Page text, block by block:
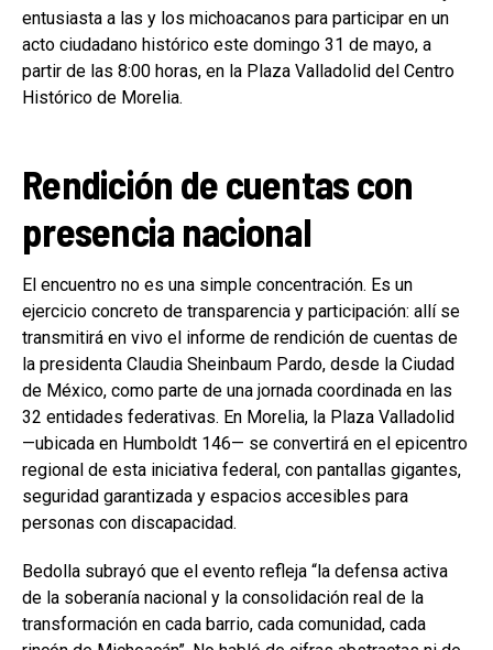
entusiasta a las y los michoacanos para participar en un
acto ciudadano histórico este domingo 31 de mayo, a
partir de las 8:00 horas, en la Plaza Valladolid del Centro
Histórico de Morelia.
Rendición de cuentas con
presencia nacional
El encuentro no es una simple concentración. Es un
ejercicio concreto de transparencia y participación: allí se
transmitirá en vivo el informe de rendición de cuentas de
la presidenta Claudia Sheinbaum Pardo, desde la Ciudad
de México, como parte de una jornada coordinada en las
32 entidades federativas. En Morelia, la Plaza Valladolid
—ubicada en Humboldt 146— se convertirá en el epicentro
regional de esta iniciativa federal, con pantallas gigantes,
seguridad garantizada y espacios accesibles para
personas con discapacidad.
Bedolla subrayó que el evento refleja “la defensa activa
de la soberanía nacional y la consolidación real de la
transformación en cada barrio, cada comunidad, cada